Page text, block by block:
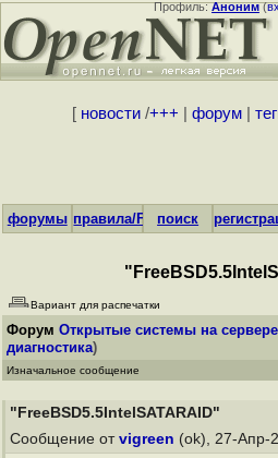
Профиль:Аноним(
[ новости/+++ форум|
форумы правила/FAQпоиск
Вариант для распечатки
Форум Открытые системы на сервере
диагностика)
Изначальное сообщение
"FreeBSD5.5IntelSATARAID"
Сообщение от vigreen (ok), 27-Апр-